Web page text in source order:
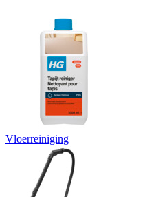
Vloerreiniging